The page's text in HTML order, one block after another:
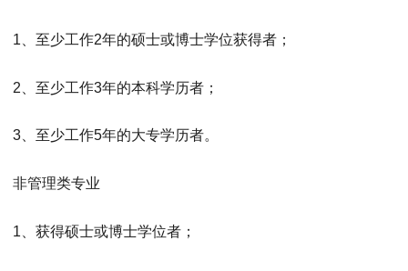
1、至少工作2年的硕士或博士学位获得者；
2、至少工作3年的本科学历者；
3、至少工作5年的大专学历者。
非管理类专业
1、获得硕士或博士学位者；